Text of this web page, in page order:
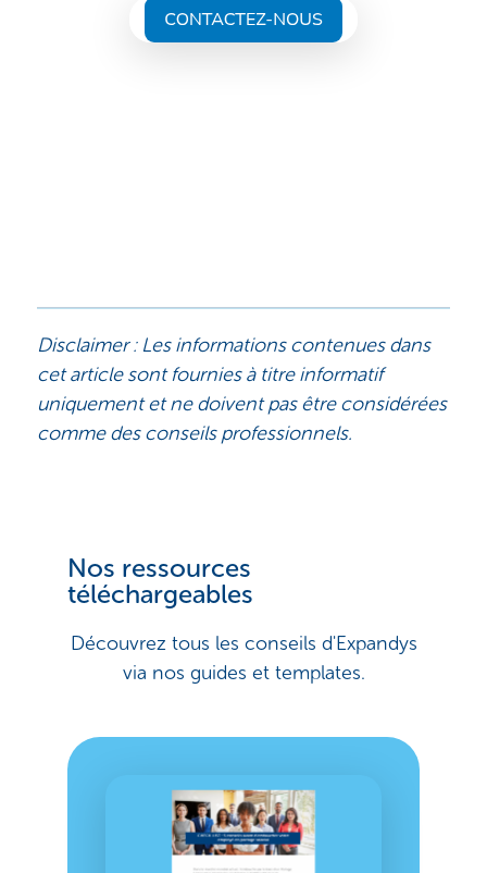
Disclaimer : Les informations contenues dans
cet article sont fournies à titre informatif
uniquement et ne doivent pas être considérées
comme des conseils professionnels.
Nos ressources
téléchargeables
Découvrez tous les conseils d'Expandys
via nos guides et templates.